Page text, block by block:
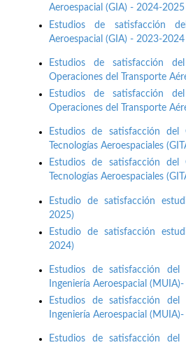
Aeroespacial (GIA) - 2024-2025
Estudios de satisfacción
Aeroespacial (GIA) - 2023-2024
Estudios de satisfacción
Operaciones del Transporte
Estudios de satisfacción
Operaciones del Transporte
Estudios de satisfacción del
Tecnologías Aeroespaciales
Estudios de satisfacción del
Tecnologías Aeroespaciales
Estudio de satisfacción
2025)
Estudio de satisfacción
2024)
Estudios de satisfacción del
Ingeniería Aeroespacial
Estudios de satisfacción del
Ingeniería Aeroespacial
Estudios de satisfacción del